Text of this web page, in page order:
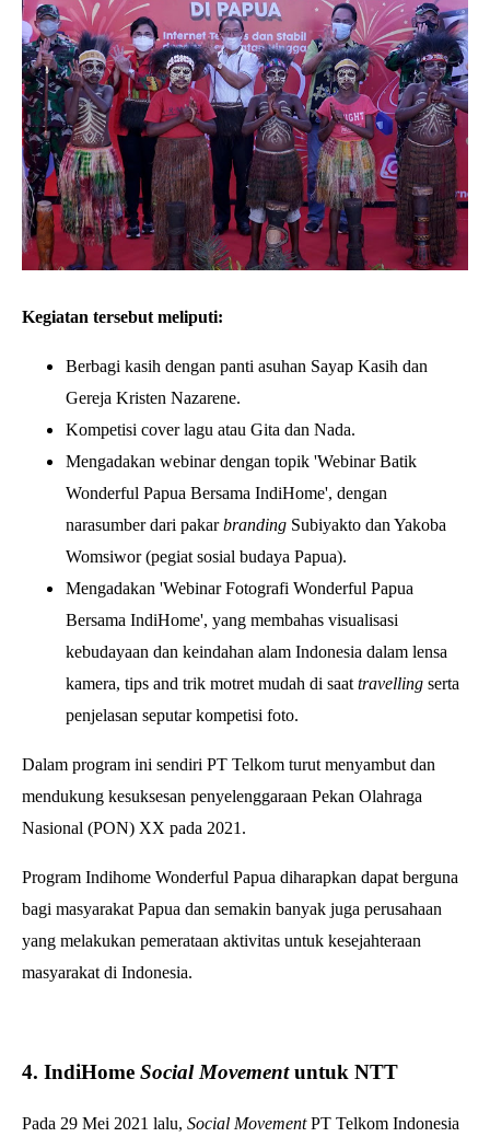
Kegiatan tersebut meliputi:
Berbagi kasih dengan panti asuhan Sayap Kasih dan
Gereja Kristen Nazarene.
Kompetisi cover lagu atau Gita dan Nada.
Mengadakan webinar dengan topik 'Webinar Batik
Wonderful Papua Bersama IndiHome', dengan
narasumber dari pakarbranding Subiyakto dan Yakoba
Womsiwor (pegiat sosial budaya Papua).
Mengadakan 'Webinar Fotografi Wonderful Papua
Bersama IndiHome', yang membahas visualisasi
kebudayaan dan keindahan alam Indonesia dalam lensa
kamera, tips and trik motret mudah di saat travelling serta
penjelasan seputar kompetisi foto.
Dalam program ini sendiri PT Telkom turut menyambut dan
mendukung kesuksesan penyelenggaraan Pekan Olahraga
Nasional (PON) XX pada 2021.
Program Indihome Wonderful Papua diharapkan dapat berguna
bagi masyarakat Papua dan semakin banyak juga perusahaan
yang melakukan pemerataan aktivitas untuk kesejahteraan
masyarakat di Indonesia.
4. IndiHome Social Movementuntuk NTT
Pada 29 Mei 2021 lalu, Social MovementPT Telkom Indonesia